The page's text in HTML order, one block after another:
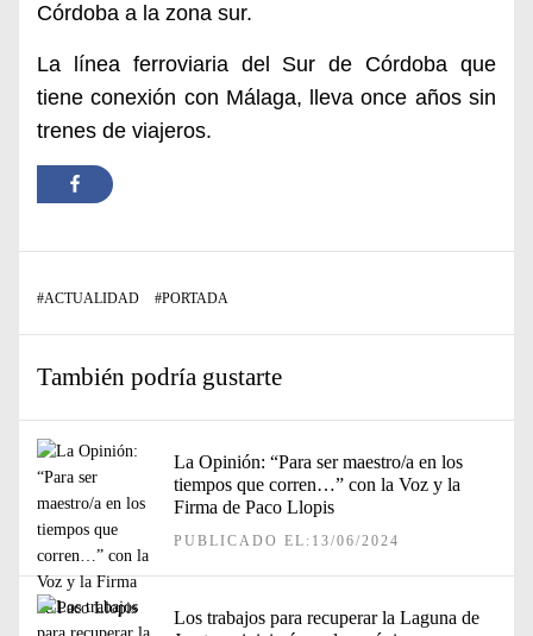
Córdoba a la zona sur.
La línea ferroviaria del Sur de Córdoba que
tiene conexión con Málaga, lleva once años sin
trenes de viajeros.
#ACTUALIDAD #PORTADA
También podría gustarte
La Opinión: “Para ser maestro/a en los
tiempos que corren…” con la Voz y la
Firma de Paco Llopis
PUBLICADO EL:13/06/2024
Los trabajos para recuperar la Laguna de